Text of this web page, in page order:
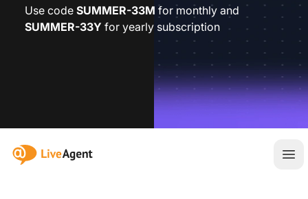
Use code SUMMER-33M for monthly and
SUMMER-33Y for yearly subscription
:site.title